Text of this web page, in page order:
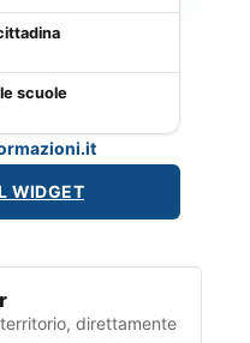
scuole
WIDGET
direttamente